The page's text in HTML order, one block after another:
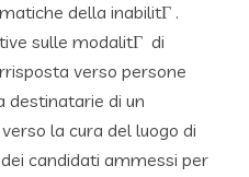
della inabilitГ .
sulle modalitГ di
verso persone
destinatarie di un
la cura del luogo di
candidati ammessi per